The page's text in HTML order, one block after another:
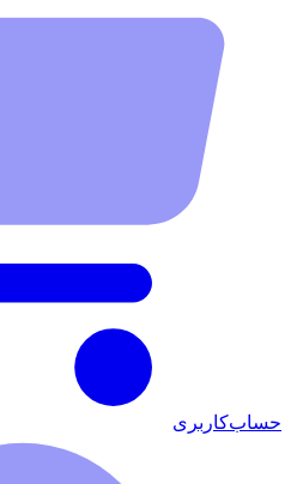
حساب‌کاربری